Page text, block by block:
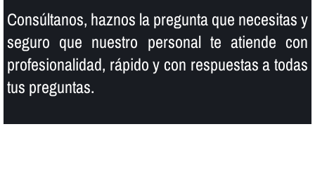
Consúltanos, haznos la pregunta que necesitas y
seguro que nuestro personal te atiende con
profesionalidad, rápido y con respuestas a todas
tus preguntas.